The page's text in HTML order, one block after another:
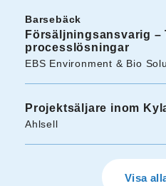
Barsebäck
Försäljningsansvarig –
processlösningar
EBS Environment & Bio
Projektsäljare inom
Ahlsell
Visa